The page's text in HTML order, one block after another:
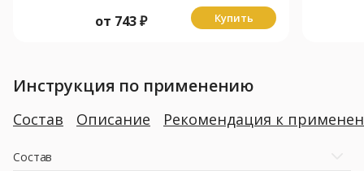
от 743₽ Купить
Инструкция по применению
Состав Описание Рекомендация к
Состав